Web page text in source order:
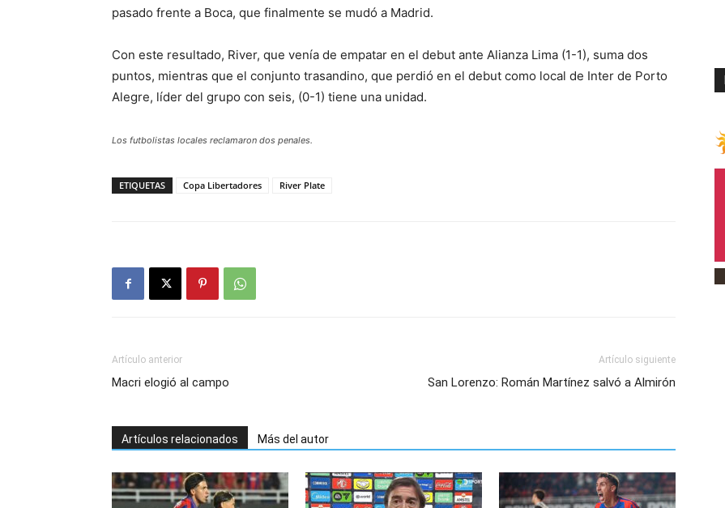
pasado frente a Boca, que finalmente se mudó a Madrid.
Con este resultado, River, que venía de empatar en el debut ante Alianza Lima (1-1), suma dos
puntos, mientras que el conjunto trasandino, que perdió en el debut como local de Inter de Porto
Alegre, líder del grupo con seis, (0-1) tiene una unidad.
Los futbolistas locales reclamaron dos penales.
ETIQUETAS Copa Libertadores River Plate
Artículo anterior
Macri elogió al campo
Artículo siguiente
San Lorenzo: Román Martínez salvó a Almirón
Artículos relacionados Más del autor